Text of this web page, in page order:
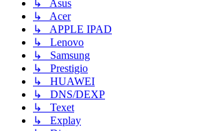
↳ Asus
↳ Acer
↳ APPLE IPAD
↳ Lenovo
↳ Samsung
↳ Prestigio
↳ HUAWEI
↳ DNS/DEXP
↳ Texet
↳ Explay